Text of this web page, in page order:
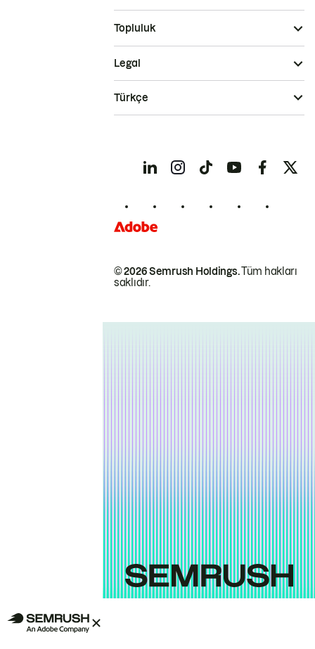
Topluluk
© 2026 Semrush Holdings.Tüm hakları
saklıdır.
Legal
Türkçe